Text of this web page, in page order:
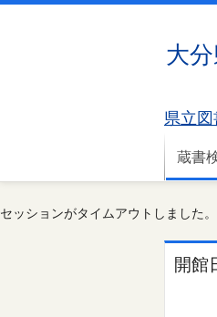
大
県立
蔵書
セッションがタイムアウトしました。
開館